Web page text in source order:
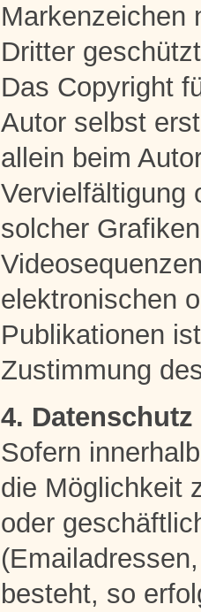
Markenzeichen
Dritter
Das Copyright
Autor selbst
allein beim
Vervielfältigung
solcher
elektronischen
Publikationen
Zustimmung
4. Datenschutz
Sofern
die Möglichkeit
oder
besteht, so